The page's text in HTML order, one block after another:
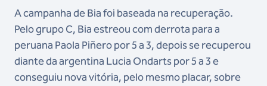
A campanha de Bia foi baseada na recuperação.
Pelo grupo C, Bia estreou com derrota para a
peruana Paola Piñero por 5 a 3, depois se recuperou
diante da argentina Lucia Ondarts por 5 a 3 e
conseguiu nova vitória, pelo mesmo placar, sobre